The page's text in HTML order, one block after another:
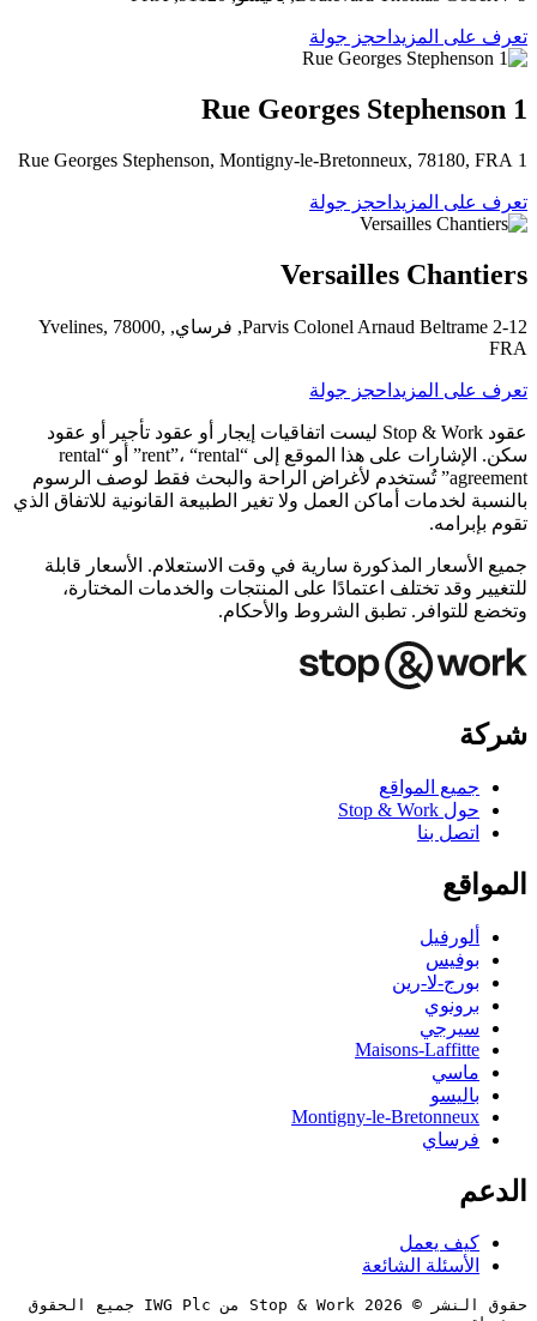
تعرف على المزيد احجز جولة
1 Rue Georges Stephenson
1 Rue Georges Stephenson, Montigny-le-Bretonneux, 78180, FRA
تعرف على المزيد احجز جولة
Versailles Chantiers
2-12 Parvis Colonel Arnaud Beltrame, فرساي, Yvelines, 78000,
FRA
تعرف على المزيد احجز جولة
عقود Stop & Work ليست اتفاقيات إيجار أو عقود تأجير أو عقود
سكن. الإشارات على هذا الموقع إلى “rent”، “rental” أو “rental
agreement” تُستخدم لأغراض الراحة والبحث فقط لوصف الرسوم
بالنسبة لخدمات أماكن العمل ولا تغير الطبيعة القانونية للاتفاق الذي
تقوم بإبرامه.
جميع الأسعار المذكورة سارية في وقت الاستعلام. الأسعار قابلة
للتغيير وقد تختلف اعتمادًا على المنتجات والخدمات المختارة،
وتخضع للتوافر. تطبق الشروط والأحكام.
شركة
جميع المواقع
حول Stop & Work
اتصل بنا
المواقع
ألورفيل
بوفيس
بورج-لا-رين
برونوي
سيرجي
Maisons-Laffitte
ماسي
باليسو
Montigny-le-Bretonneux
فرساي
الدعم
كيف يعمل
الأسئلة الشائعة
حقوق النشر © 2026 Stop & Work من IWG Plc جميع الحقوق